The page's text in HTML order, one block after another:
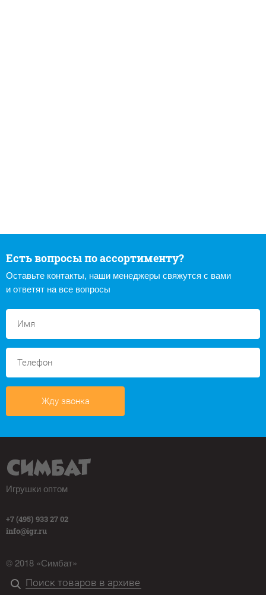
Есть вопросы по ассортименту?
Оставьте контакты, наши менеджеры свяжутся с вами
и ответят на все вопросы
Жду звонка
Игрушки оптом
+7 (495) 933 27 02
info@igr.ru
© 2018 «Симбат»